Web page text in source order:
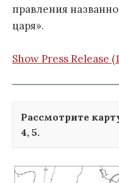
правления
царя».
Show Press Release
Рассмотрите
4, 5.